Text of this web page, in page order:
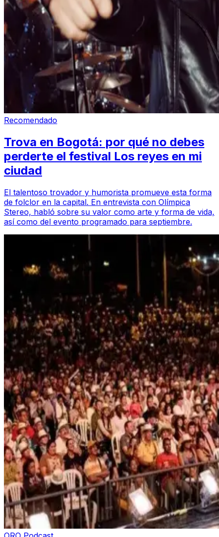
Recomendado
Trova en Bogotá: por qué no debes
perderte el festival Los reyes en mi
ciudad
El talentoso trovador y humorista promueve esta forma
de folclor en la capital. En entrevista con Olímpica
Stereo, habló sobre su valor como arte y forma de vida,
así como del evento programado para septiembre.